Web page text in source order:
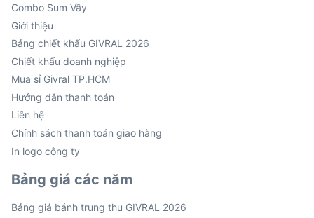
Combo Sum Vầy
Giới thiệu
Bảng chiết khấu GIVRAL 2026
Chiết khấu doanh nghiệp
Mua sỉ Givral TP.HCM
Hướng dẫn thanh toán
Liên hệ
Chính sách thanh toán giao hàng
In logo công ty
Bảng giá các năm
Bảng giá bánh trung thu GIVRAL 2026